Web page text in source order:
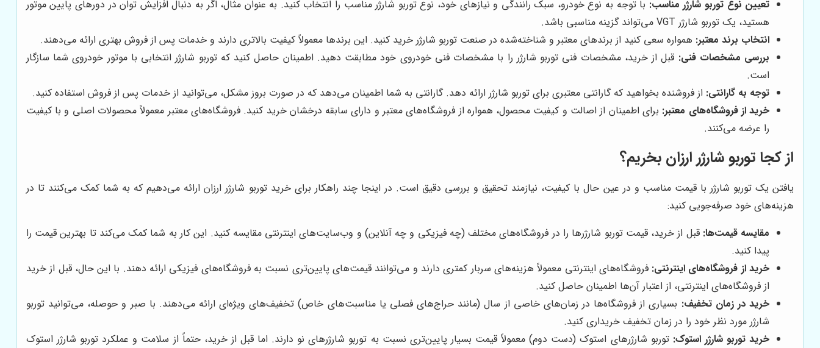
تعیین نوع توربو شارژر مناسب: با توجه به نوع خودرو، سبک رانندگی و نیازهای خود، نوع توربو شارژر مناسب را انتخاب کنید. به عنوان مثال، اگر به دنبال افزایش توان در دورهای پایین موتور
هستید، یک توربو شارژر VGT می‌تواند گزینه مناسبی باشد.
انتخاب برند معتبر: همواره سعی کنید از برندهای معتبر و شناخته‌شده در صنعت توربو شارژر خرید کنید. این برندها معمولاً کیفیت بالاتری دارند و خدمات پس از فروش بهتری ارائه می‌دهند.
بررسی مشخصات فنی: قبل از خرید، مشخصات فنی توربو شارژر را با مشخصات فنی خودروی خود مطابقت دهید. اطمینان حاصل کنید که توربو شارژر انتخابی با موتور خودروی شما سازگار
است.
توجه به گارانتی: از فروشنده بخواهید که گارانتی معتبری برای توربو شارژر ارائه دهد. گارانتی به شما اطمینان می‌دهد که در صورت بروز مشکل، می‌توانید از خدمات پس از فروش استفاده کنید.
خرید از فروشگاه‌های معتبر: برای اطمینان از اصالت و کیفیت محصول، همواره از فروشگاه‌های معتبر و دارای سابقه درخشان خرید کنید. فروشگاه‌های معتبر معمولاً محصولات اصلی و با کیفیت
را عرضه می‌کنند.
از کجا توربو شارژر ارزان بخریم؟
یافتن یک توربو شارژر با قیمت مناسب و در عین حال با کیفیت، نیازمند تحقیق و بررسی دقیق است. در اینجا چند راهکار برای خرید توربو شارژر ارزان ارائه می‌دهیم که به شما کمک می‌کنند تا در
هزینه‌های خود صرفه‌جویی کنید:
مقایسه قیمت‌ها: قبل از خرید، قیمت توربو شارژرها را در فروشگاه‌های مختلف (چه فیزیکی و چه آنلاین) و وب‌سایت‌های اینترنتی مقایسه کنید. این کار به شما کمک می‌کند تا بهترین قیمت را
پیدا کنید.
خرید از فروشگاه‌های اینترنتی: فروشگاه‌های اینترنتی معمولاً هزینه‌های سربار کمتری دارند و می‌توانند قیمت‌های پایین‌تری نسبت به فروشگاه‌های فیزیکی ارائه دهند. با این حال، قبل از خرید
از فروشگاه‌های اینترنتی، از اعتبار آن‌ها اطمینان حاصل کنید.
خرید در زمان تخفیف: بسیاری از فروشگاه‌ها در زمان‌های خاصی از سال (مانند حراج‌های فصلی یا مناسبت‌های خاص) تخفیف‌های ویژه‌ای ارائه می‌دهند. با صبر و حوصله، می‌توانید توربو
شارژر مورد نظر خود را در زمان تخفیف خریداری کنید.
خرید توربو شارژر استوک: توربو شارژرهای استوک (دست دوم) معمولاً قیمت بسیار پایین‌تری نسبت به توربو شارژرهای نو دارند. اما قبل از خرید، حتماً از سلامت و عملکرد توربو شارژر استوک